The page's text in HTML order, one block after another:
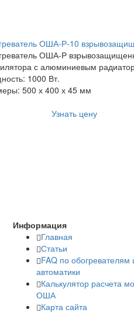
ОША-Р-10
ОША-Р
с алюминиевым
1000 Вт.
500 х 400 х 45 мм
Узнать цену
Информация
Главная
Статьи
FAQ по
автоматики
Калькулятор расчета
ОША
Карта сайта